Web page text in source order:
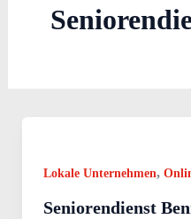
Lokale Unternehmen,
Seniorendienst